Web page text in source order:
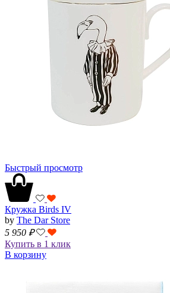
Быстрый просмотр
Кружка Birds IV
by The Dar Store
5 950 ₽
Купить в 1 клик
В корзину